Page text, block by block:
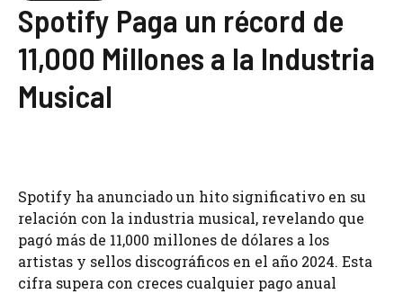
Spotify Paga un récord de
11,000 Millones a la Industria
Musical
Spotify ha anunciado un hito significativo en su
relación con la industria musical, revelando que
pagó más de 11,000 millones de dólares a los
artistas y sellos discográficos en el año 2024. Esta
cifra supera con creces cualquier pago anual